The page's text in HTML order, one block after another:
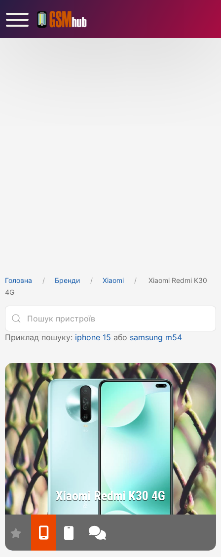
Головна Бренди Xiaomi
Xiaomi Redmi K30
4G
Приклад пошуку: iphone 15 або samsung m54
Xiaomi Redmi K30 4G